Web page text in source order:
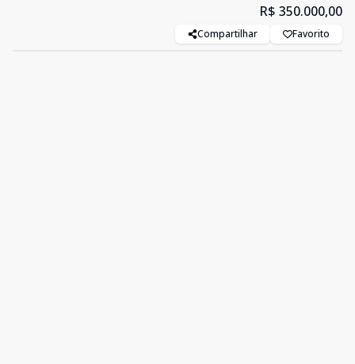
R$ 350.000,00
Compartilhar Favorito